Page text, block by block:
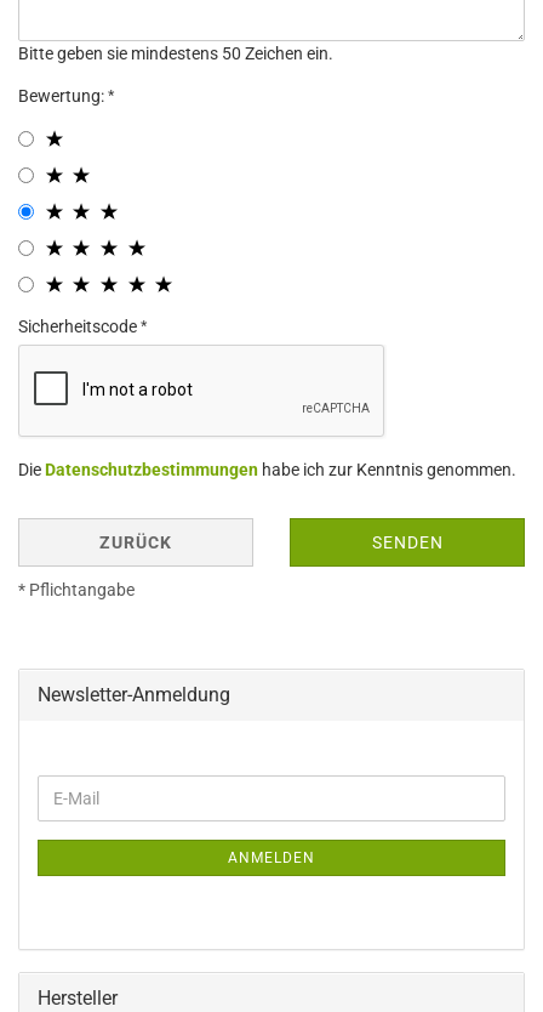
Bitte geben sie mindestens 50 Zeichen ein.
Bewertung:
Sicherheitscode
DieDatenschutzbestimmungen habe ich zur Kenntnis genommen.
ZURÜCK SENDEN
* Pflichtangabe
Newsletter-Anmeldung
ZUR
E-
Mail
ANMELDEN
Hersteller